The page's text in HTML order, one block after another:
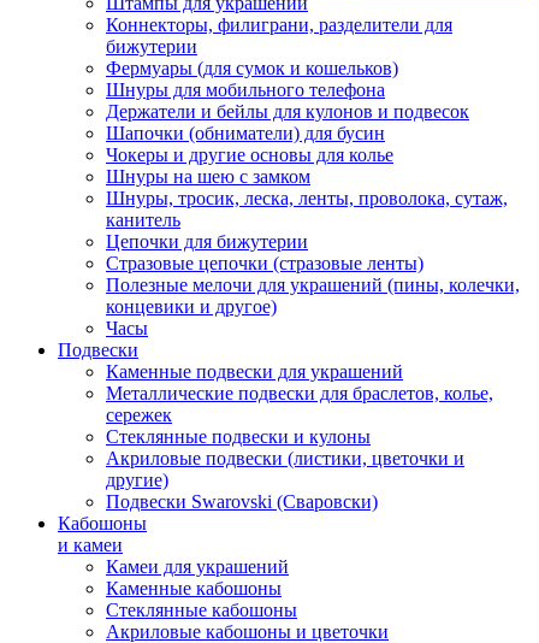
Коннекторы, филиграни, разделители для
бижутерии
Фермуары (для сумок и кошельков)
Шнуры для мобильного телефона
Держатели и бейлы для кулонов и подвесок
Шапочки (обниматели) для бусин
Чокеры и другие основы для колье
Шнуры на шею с замком
Шнуры, тросик, леска, ленты, проволока, сутаж,
канитель
Цепочки для бижутерии
Стразовые цепочки (стразовые ленты)
Полезные мелочи для украшений (пины, колечки,
концевики и другое)
Часы
Подвески
Каменные подвески для украшений
Металлические подвески для браслетов, колье,
сережек
Стеклянные подвески и кулоны
Акриловые подвески (листики, цветочки и
другие)
Подвески Swarovski (Сваровски)
Кабошоны
и камеи
Камеи для украшений
Каменные кабошоны
Стеклянные кабошоны
Акриловые кабошоны и цветочки